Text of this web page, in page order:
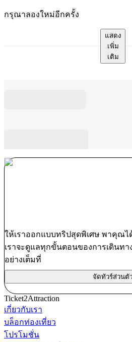
กรุณาลองใหม่อีกครั้ง
แสดง
เพิ่ม
เติม
ให้เราออกแบบทริปสุดพิเศษ พาคุณ
เราจะดูแลทุกขั้นตอนของการเดินท
อย่างเต็มที่
จัดทัวร์ส่วนตั
Ticket2Attraction
เกี่ยวกับเรา
บล็อกท่องเที่ยว
โปรโมชั่น